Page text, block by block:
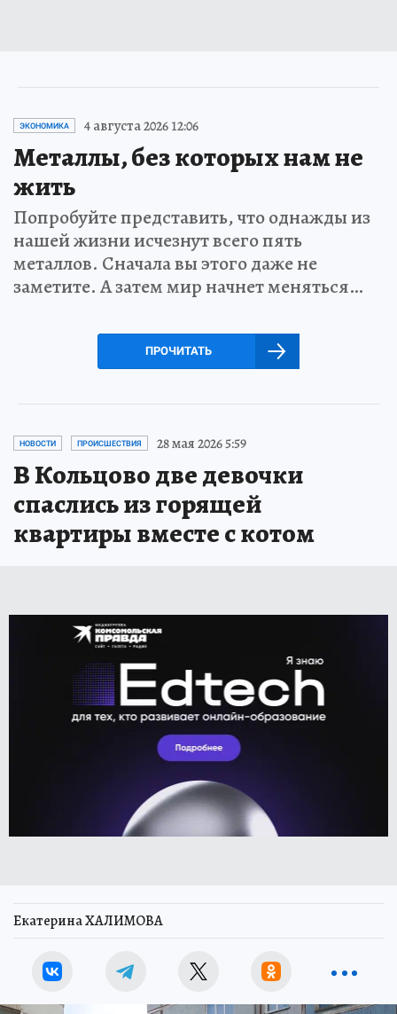
ЭКОНОМИКА 4 августа 2026 12:06
Металлы, без которых нам не
жить
Попробуйте представить, что однажды из
нашей жизни исчезнут всего пять
металлов. Сначала вы этого даже не
заметите. А затем мир начнет меняться…
ПРОЧИТАТЬ
НОВОСТИ ПРОИСШЕСТВИЯ 28 мая 2026 5:59
В Кольцово две девочки
спаслись из горящей
квартиры вместе с котом
Екатерина ХАЛИМОВА